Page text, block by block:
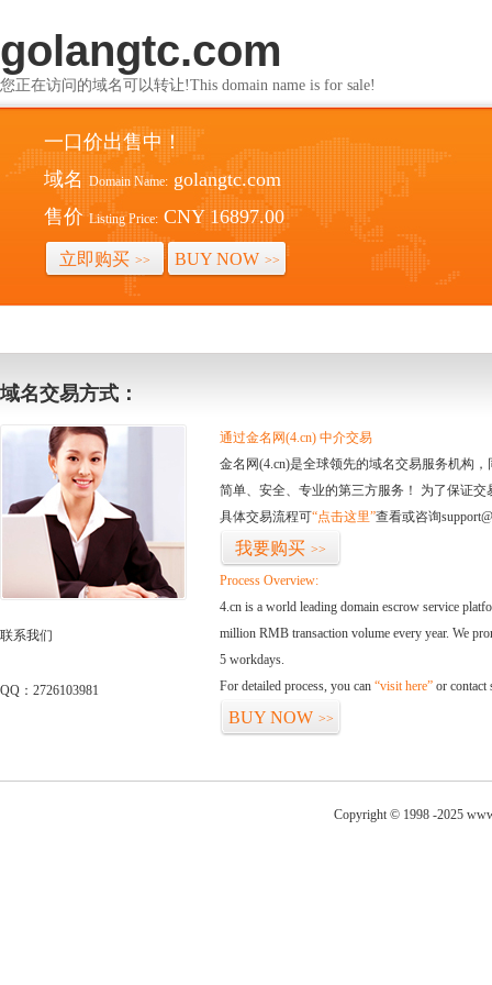
golangtc.com
您正在访问的域名可以转让!This domain name is for sale!
一口价出售中！
域名 Domain Name: golangtc.com
售价 Listing Price: CNY 16897.00
立即购买 >> BUY NOW >>
域名交易方式：
联系我们
QQ：2726103981
通过金名网(4.cn) 中介交易
金名网(4.cn)是全球领先的域名交易服务机构
简单、安全、专业的第三方服务！ 为了保证
具体交易流程可“点击这里”查看或咨询
我要购买 >>
Process Overview:
4.cn is a world leading domain escrow service
million RMB transaction volume every year. We
5 workdays.
For detailed process, you can “visit here” or contact
BUY NOW >>
Copyright © 1998 -2025